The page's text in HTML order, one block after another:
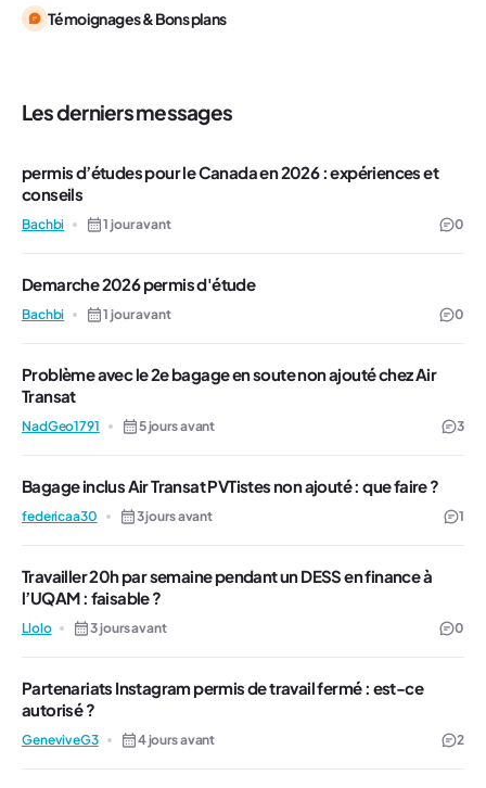
Témoignages & Bons plans
Les derniers messages
permis d’études pour le Canada en 2026 : expériences et
conseils
Bachbi 1 jour avant 0
Demarche 2026 permis d'étude
Bachbi 1 jour avant 0
Problème avec le 2e bagage en soute non ajouté chez Air
Transat
NadGeo1791 5 jours avant 3
Bagage inclus Air Transat PVTistes non ajouté : que faire ?
federicaa30 3 jours avant 1
Travailler 20h par semaine pendant un DESS en finance à
l’UQAM : faisable ?
Llolo 3 jours avant 0
Partenariats Instagram permis de travail fermé : est-ce
autorisé ?
GeneviveG3 4 jours avant 2